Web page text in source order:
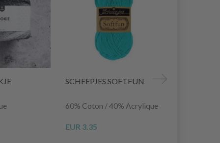
SCHEEPJES SOFTFUN
60% Coton / 40% Acrylique
EUR 3.35